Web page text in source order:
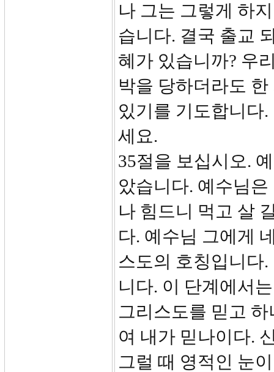
나 그는 그렇게 하
습니다. 결국 출교
혜가 있습니까? 우
박을 당하더라도
있기를 기도합니다
세요.
35절을 보십시오.
았습니다. 예수님
나 힘드니 먹고 살
다. 예수님 그에게
스도의 호칭입니다
니다. 이 단계에서
그리스도를 믿고
여 내가 믿나이다.
그럴 때 영적인 눈